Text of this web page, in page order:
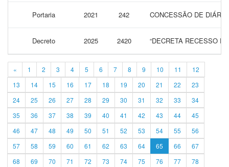
Portaria 2021 242 CONCESSÃO DE
Decreto 2025 2420 “DECRETA RECESSO
« 1 2 3 4 5 6 7 8 9 10 11
12
13
14 15 16 17 18 19 20 21 22
23
24
25 26 27 28 29 30 31 32 33
34
35
36 37 38 39 40 41 42 43 44
45
46
47 48 49 50 51 52 53 54 55
56
57
58 59 60 61 62 63 64 65 66
67
68
69 70 71 72 73 74 75 76 77 78